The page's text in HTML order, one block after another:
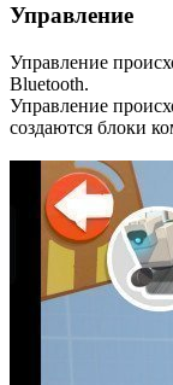
Управление
Управление
Bluetooth.
Управление
создаются блоки